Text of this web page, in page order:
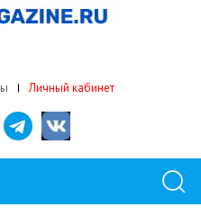
Личный кабинет